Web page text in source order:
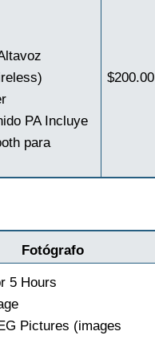
PA Incluye
para
$200.00
Fotógrafo
5 Hours
Pictures (images